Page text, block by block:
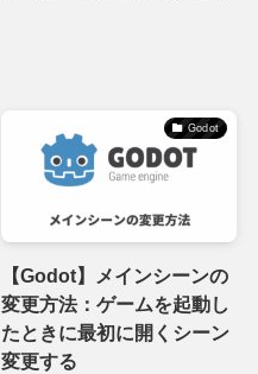
Godot
【Godot】メインシーンの
変更方法：ゲームを起動し
たときに最初に開くシーン
変更する